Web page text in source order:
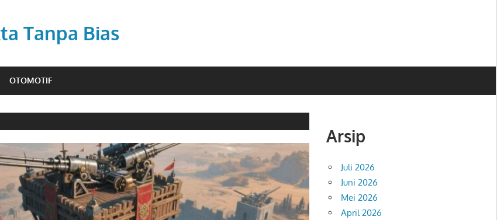
Tanpa Bias
OTOMOTIF
Arsip
Juli 2026
Juni 2026
Mei 2026
April 2026